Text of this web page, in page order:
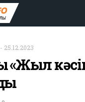
- 25.12.2023
«Жыл